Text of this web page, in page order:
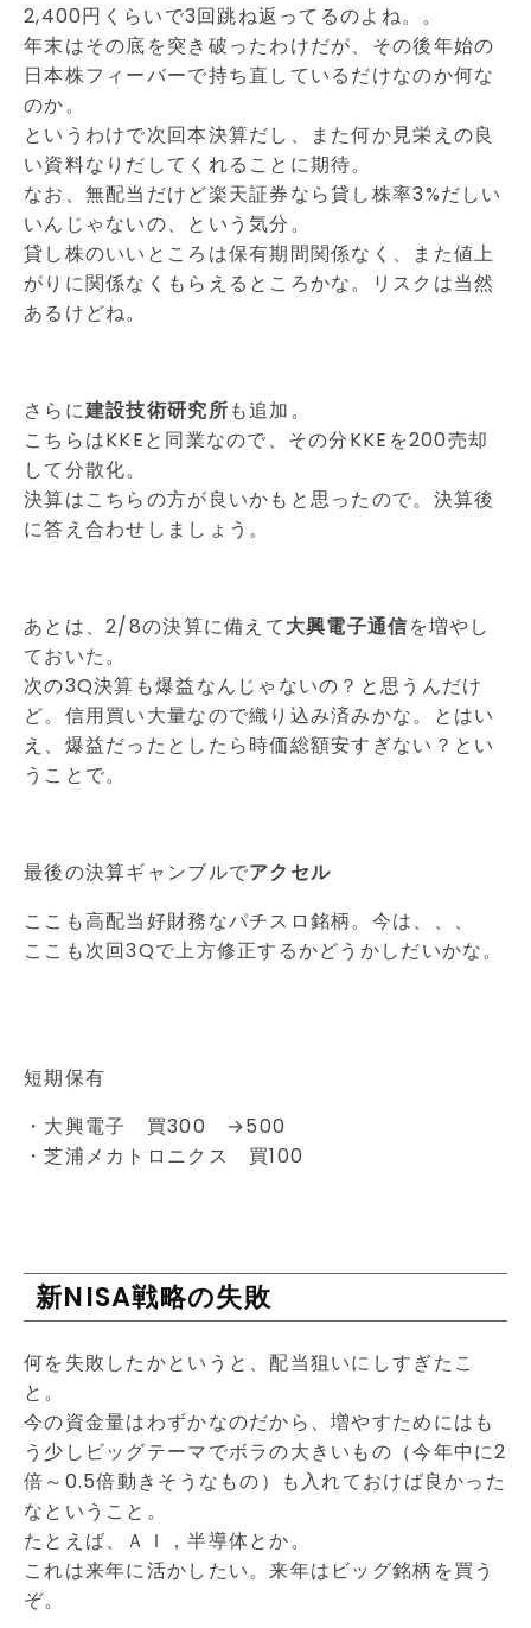
2,400円くらいで3回跳ね返ってるのよね。。
年末はその底を突き破ったわけだが、その後年始の
日本株フィーバーで持ち直しているだけなのか何な
のか。
というわけで次回本決算だし、また何か見栄えの良
い資料なりだしてくれることに期待。
なお、無配当だけど楽天証券なら貸し株率3%だしい
いんじゃないの、という気分。
貸し株のいいところは保有期間関係なく、また値上
がりに関係なくもらえるところかな。リスクは当然
あるけどね。
さらに建設技術研究所も追加。
こちらはKKEと同業なので、その分KKEを200売却
して分散化。
決算はこちらの方が良いかもと思ったので。決算後
に答え合わせしましょう。
あとは、2/8の決算に備えて大興電子通信を増やし
ておいた。
次の3Q決算も爆益なんじゃないの？と思うんだけ
ど。信用買い大量なので織り込み済みかな。とはい
え、爆益だったとしたら時価総額安すぎない？とい
うことで。
最後の決算ギャンブルでアクセル
ここも高配当好財務なパチスロ銘柄。今は、、、
ここも次回3Qで上方修正するかどうかしだいかな。
短期保有
・大興電子 買300 →500
・芝浦メカトロニクス 買100
新NISA戦略の失敗
何を失敗したかというと、配当狙いにしすぎたこ
と。
今の資金量はわずかなのだから、増やすためにはも
う少しビッグテーマでボラの大きいもの（今年中に2
倍～0.5倍動きそうなもの）も入れておけば良かった
なということ。
たとえば、ＡＩ，半導体とか。
これは来年に活かしたい。来年はビッグ銘柄を買う
ぞ。